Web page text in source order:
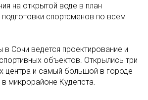
на открытой воде в план
спортсменов по всем
в Сочи ведется проектирование и
объектов. Открылись три
центра и самый большой в городе
микрорайоне Кудепста.